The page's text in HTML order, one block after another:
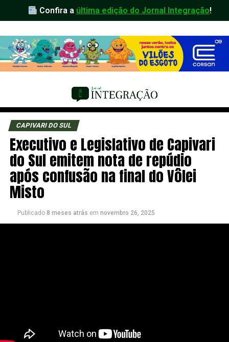
Confira a última edição do Jornal Integração!
CAPIVARI DO SUL
Executivo e Legislativo de Capivari
do Sul emitem nota de repúdio
após confusão na final do Vôlei
Misto
Publicado 8 meses atrás em novembro 26, 2025